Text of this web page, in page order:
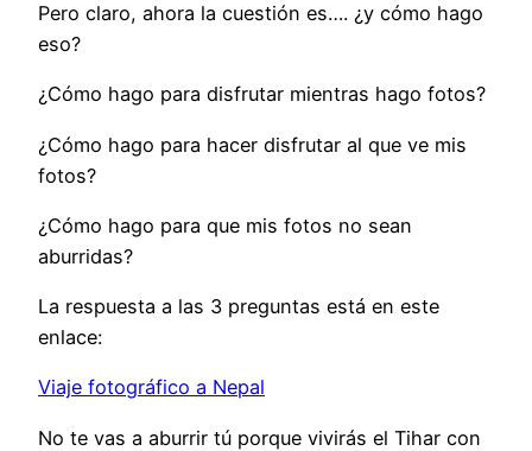
Pero claro, ahora la cuestión es…. ¿y cómo hago
eso?
¿Cómo hago para disfrutar mientras hago fotos?
¿Cómo hago para hacer disfrutar al que ve mis
fotos?
¿Cómo hago para que mis fotos no sean
aburridas?
La respuesta a las 3 preguntas está en este
enlace:
Viaje fotográfico a Nepal
No te vas a aburrir tú porque vivirás el Tihar con